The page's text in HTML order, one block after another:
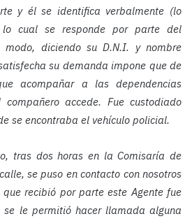
y él se identifica verbalmente (lo
lo cual se responde por parte del
modo, diciendo su D.N.I. y nombre
su demanda impone que de
acompañar a las dependencias
accede. Fue custodiado
se encontraba el vehículo policial.
tras dos horas en la Comisaría de
se puso en contacto con nosotros
recibió por parte este Agente fue
se le permitió hacer llamada alguna